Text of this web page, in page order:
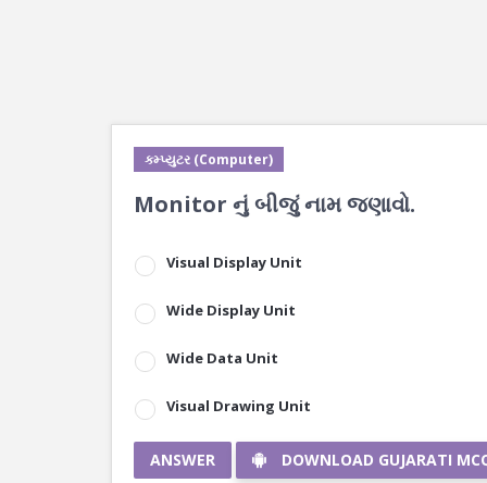
કમ્પ્યુટર (Computer)
Monitor નું બીજું નામ જણાવો.
Visual Display Unit
Wide Display Unit
Wide Data Unit
Visual Drawing Unit
ANSWER DOWNLOAD GUJARATI